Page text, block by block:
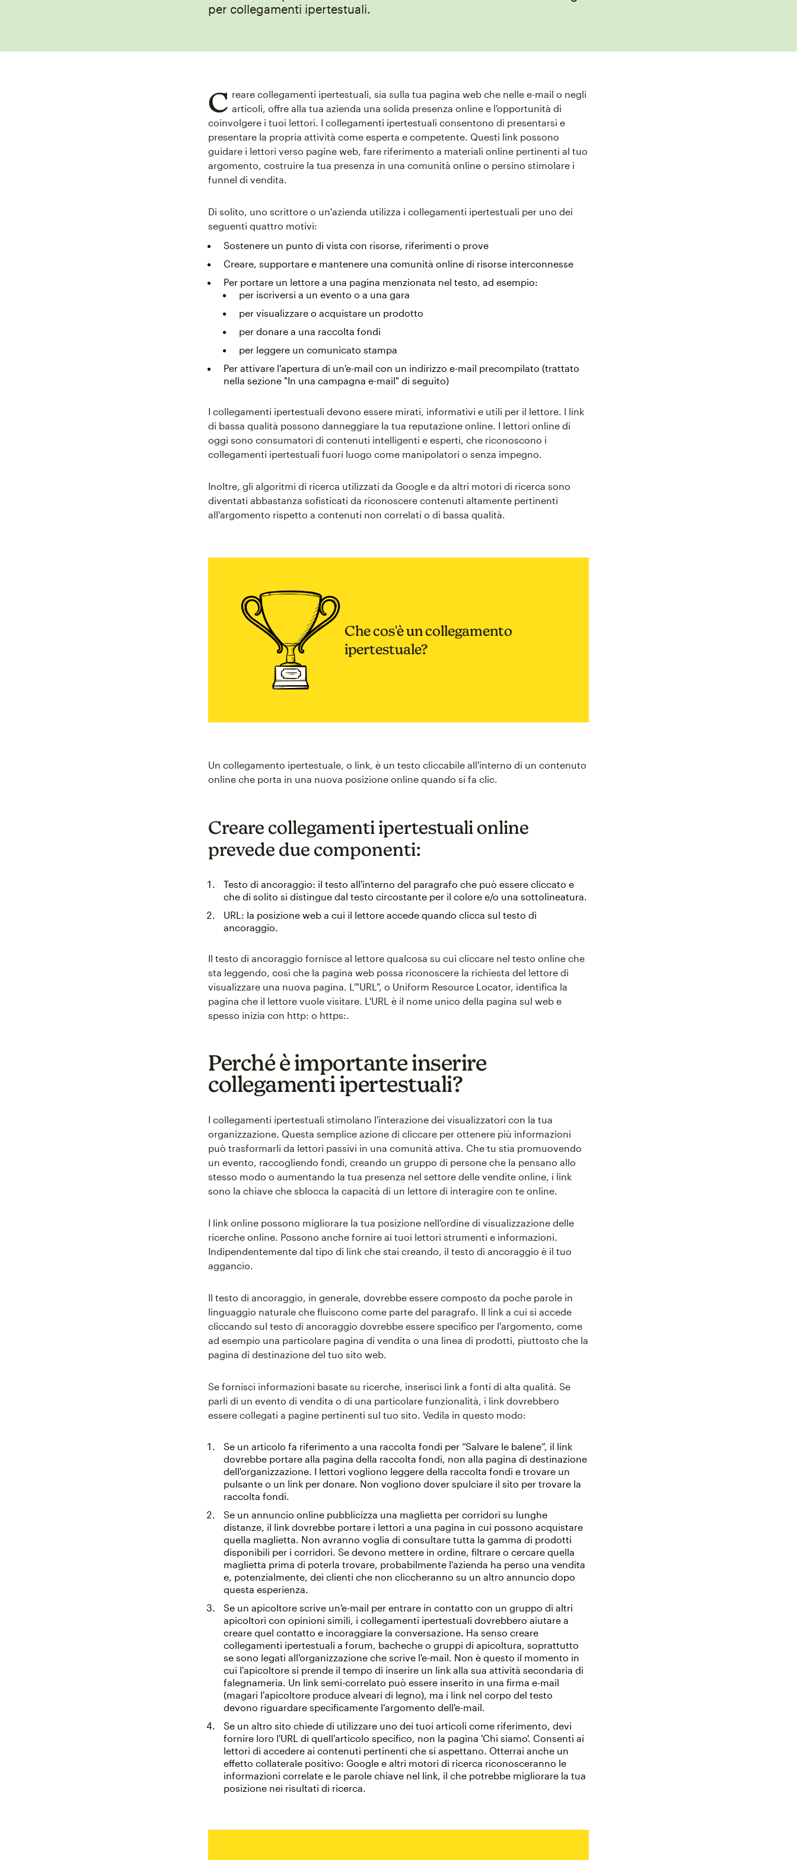
per collegamenti ipertestuali.
C reare collegamenti ipertestuali, sia sulla tua pagina web che nelle e-mail o negli
articoli, offre alla tua azienda una solida presenza online e l'opportunità di
coinvolgere i tuoi lettori. I collegamenti ipertestuali consentono di presentarsi e
presentare la propria attività come esperta e competente. Questi link possono
guidare i lettori verso pagine web, fare riferimento a materiali online pertinenti al tuo
argomento, costruire la tua presenza in una comunità online o persino stimolare i
funnel di vendita.
Di solito, uno scrittore o un'azienda utilizza i collegamenti ipertestuali per uno dei
seguenti quattro motivi:
Sostenere un punto di vista con risorse, riferimenti o prove
Creare, supportare e mantenere una comunità online di risorse interconnesse
Per portare un lettore a una pagina menzionata nel testo, ad esempio:
per iscriversi a un evento o a una gara
per visualizzare o acquistare un prodotto
per donare a una raccolta fondi
per leggere un comunicato stampa
Per attivare l'apertura di un'e-mail con un indirizzo e-mail precompilato (trattato
nella sezione "In una campagna e-mail" di seguito)
I collegamenti ipertestuali devono essere mirati, informativi e utili per il lettore. I link
di bassa qualità possono danneggiare la tua reputazione online. I lettori online di
oggi sono consumatori di contenuti intelligenti e esperti, che riconoscono i
collegamenti ipertestuali fuori luogo come manipolatori o senza impegno.
Inoltre, gli algoritmi di ricerca utilizzati da Google e da altri motori di ricerca sono
diventati abbastanza sofisticati da riconoscere contenuti altamente pertinenti
all'argomento rispetto a contenuti non correlati o di bassa qualità.
Che cos'è un collegamento
ipertestuale?
Un collegamento ipertestuale, o link, è un testo cliccabile all'interno di un contenuto
online che porta in una nuova posizione online quando si fa clic.
Creare collegamenti ipertestuali online
prevede due componenti:
Testo di ancoraggio: il testo all'interno del paragrafo che può essere cliccato e
che di solito si distingue dal testo circostante per il colore e/o una sottolineatura.
URL: la posizione web a cui il lettore accede quando clicca sul testo di
ancoraggio.
Il testo di ancoraggio fornisce al lettore qualcosa su cui cliccare nel testo online che
sta leggendo, così che la pagina web possa riconoscere la richiesta del lettore di
visualizzare una nuova pagina. L'"URL", o Uniform Resource Locator, identifica la
pagina che il lettore vuole visitare. L'URL è il nome unico della pagina sul web e
spesso inizia con http: o https:.
Perché è importante inserire
collegamenti ipertestuali?
I collegamenti ipertestuali stimolano l'interazione dei visualizzatori con la tua
organizzazione. Questa semplice azione di cliccare per ottenere più informazioni
può trasformarli da lettori passivi in una comunità attiva. Che tu stia promuovendo
un evento, raccogliendo fondi, creando un gruppo di persone che la pensano allo
stesso modo o aumentando la tua presenza nel settore delle vendite online, i link
sono la chiave che sblocca la capacità di un lettore di interagire con te online.
I link online possono migliorare la tua posizione nell'ordine di visualizzazione delle
ricerche online. Possono anche fornire ai tuoi lettori strumenti e informazioni.
Indipendentemente dal tipo di link che stai creando, il testo di ancoraggio è il tuo
aggancio.
Il testo di ancoraggio, in generale, dovrebbe essere composto da poche parole in
linguaggio naturale che fluiscono come parte del paragrafo. Il link a cui si accede
cliccando sul testo di ancoraggio dovrebbe essere specifico per l'argomento, come
ad esempio una particolare pagina di vendita o una linea di prodotti, piuttosto che la
pagina di destinazione del tuo sito web.
Se fornisci informazioni basate su ricerche, inserisci link a fonti di alta qualità. Se
parli di un evento di vendita o di una particolare funzionalità, i link dovrebbero
essere collegati a pagine pertinenti sul tuo sito. Vedila in questo modo:
Se un articolo fa riferimento a una raccolta fondi per “Salvare le balene”, il link
dovrebbe portare alla pagina della raccolta fondi, non alla pagina di destinazione
dell'organizzazione. I lettori vogliono leggere della raccolta fondi e trovare un
pulsante o un link per donare. Non vogliono dover spulciare il sito per trovare la
raccolta fondi.
Se un annuncio online pubblicizza una maglietta per corridori su lunghe
distanze, il link dovrebbe portare i lettori a una pagina in cui possono acquistare
quella maglietta. Non avranno voglia di consultare tutta la gamma di prodotti
disponibili per i corridori. Se devono mettere in ordine, filtrare o cercare quella
maglietta prima di poterla trovare, probabilmente l'azienda ha perso una vendita
e, potenzialmente, dei clienti che non cliccheranno su un altro annuncio dopo
questa esperienza.
Se un apicoltore scrive un'e-mail per entrare in contatto con un gruppo di altri
apicoltori con opinioni simili, i collegamenti ipertestuali dovrebbero aiutare a
creare quel contatto e incoraggiare la conversazione. Ha senso creare
collegamenti ipertestuali a forum, bacheche o gruppi di apicoltura, soprattutto
se sono legati all'organizzazione che scrive l'e-mail. Non è questo il momento in
cui l'apicoltore si prende il tempo di inserire un link alla sua attività secondaria di
falegnameria. Un link semi-correlato può essere inserito in una firma e-mail
(magari l'apicoltore produce alveari di legno), ma i link nel corpo del testo
devono riguardare specificamente l'argomento dell'e-mail.
Se un altro sito chiede di utilizzare uno dei tuoi articoli come riferimento, devi
fornire loro l'URL di quell'articolo specifico, non la pagina 'Chi siamo'. Consenti ai
lettori di accedere ai contenuti pertinenti che si aspettano. Otterrai anche un
effetto collaterale positivo: Google e altri motori di ricerca riconosceranno le
informazioni correlate e le parole chiave nel link, il che potrebbe migliorare la tua
posizione nei risultati di ricerca.